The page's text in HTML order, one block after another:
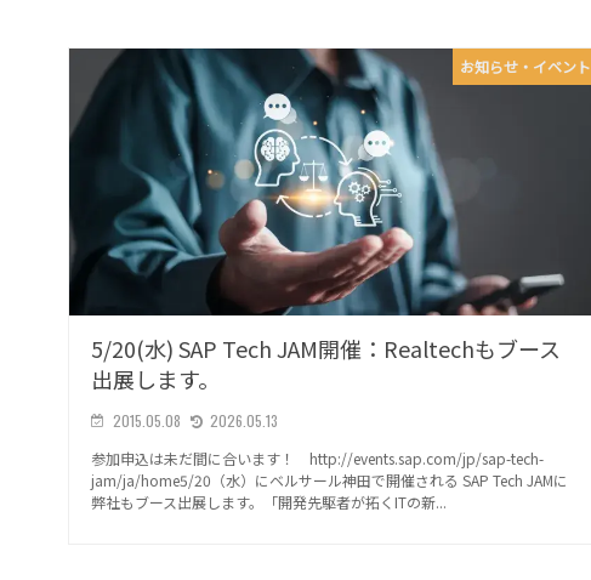
お知らせ・イベント
5/20(水) SAP Tech JAM開催：Realtechもブース
出展します。
2015.05.08
2026.05.13
参加申込は未だ間に合います！ http://events.sap.com/jp/sap-tech-
jam/ja/home5/20（水）にベルサール神田で開催される SAP Tech JAMに
弊社もブース出展します。「開発先駆者が拓くITの新...